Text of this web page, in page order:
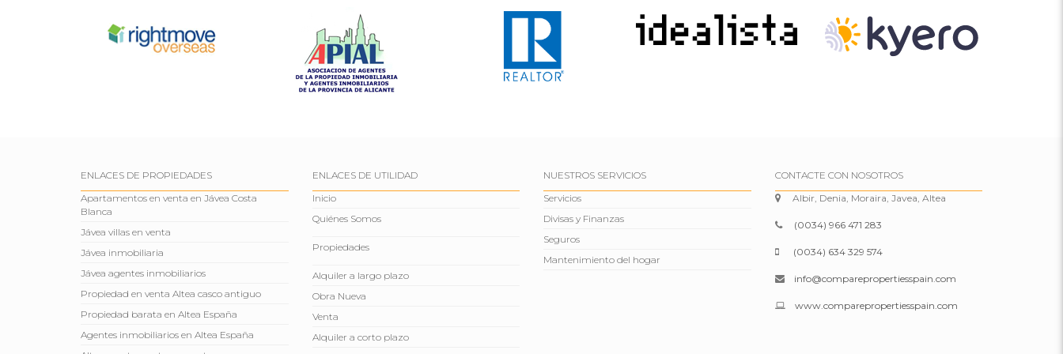
ENLACES DE PROPIEDADES
Apartamentos en venta en Jávea Costa
Blanca
Jávea villas en venta
Jávea inmobiliaria
Jávea agentes inmobiliarios
Propiedad en venta Altea casco antiguo
Propiedad barata en Altea España
Agentes inmobiliarios en Altea España
ENLACES DE UTILIDAD
Inicio
Quiénes Somos
Propiedades
Alquiler a largo plazo
Obra Nueva
Venta
Alquiler a corto plazo
NUESTROS SERVICIOS
Servicios
Divisas y Finanzas
Seguros
Mantenimiento del hogar
CONTACTE CON NOSOTROS
Albir, Denia, Moraira, Javea, Altea
(0034) 966 471 283
(0034) 634 329 574
info@comparepropertiesspain.com
www.comparepropertiesspain.com